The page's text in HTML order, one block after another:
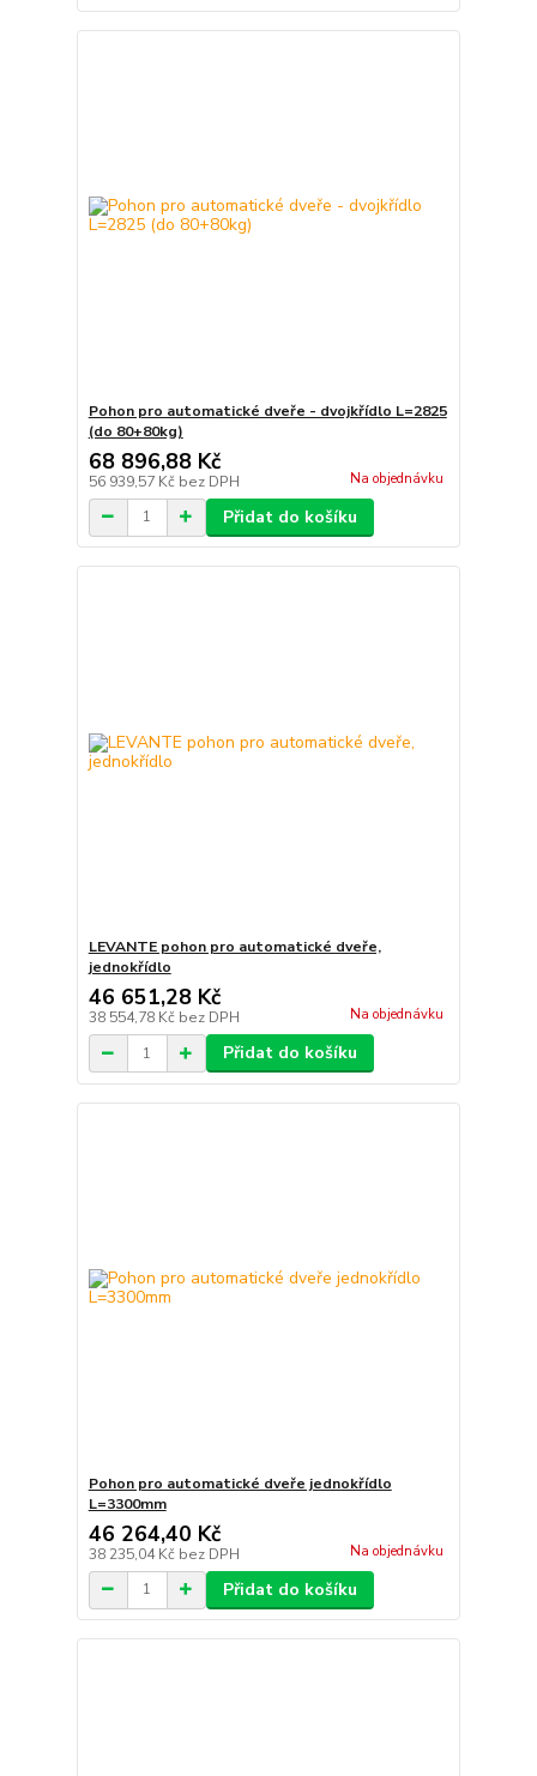
Pohon pro automatické dveře - dvojkřídlo L=2825
(do 80+80kg)
68 896,88 Kč
56 939,57 Kč bez DPH Na objednávku
Přidat do košíku
LEVANTE pohon pro automatické dveře,
jednokřídlo
46 651,28 Kč
38 554,78 Kč bez DPH Na objednávku
Přidat do košíku
Pohon pro automatické dveře jednokřídlo
L=3300mm
46 264,40 Kč
38 235,04 Kč bez DPH Na objednávku
Přidat do košíku